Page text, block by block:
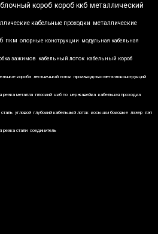
блочный короб короб ккб металлический
кабельные проходки металлические
пкм опорные конструкции модульная кабельная
зажимов кабельный лоток кабельный короб
короба лестничный лоток производство металлоконструкций
резка металла плоский ккб по нержавейка кабельная проходка
сталь угловой глубокий кабельный лоток косынки боковые лазер лэп
резка стали соединитель